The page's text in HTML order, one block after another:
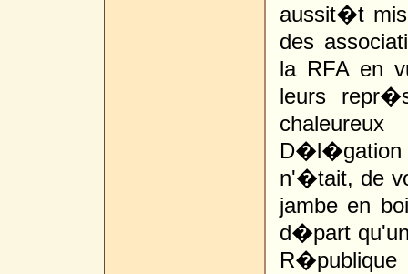
aussit�t
des
la RFA en
leurs
D�l�gation
n'�tait, de
jambe en
d�part
R�publique